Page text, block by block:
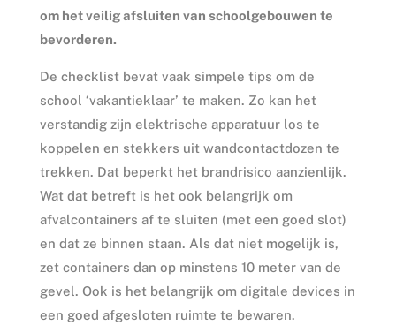
om het veilig afsluiten van schoolgebouwen te
bevorderen.
De checklist bevat vaak simpele tips om de
school ‘vakantieklaar’ te maken. Zo kan het
verstandig zijn elektrische apparatuur los te
koppelen en stekkers uit wandcontactdozen te
trekken. Dat beperkt het brandrisico aanzienlijk.
Wat dat betreft is het ook belangrijk om
afvalcontainers af te sluiten (met een goed slot)
en dat ze binnen staan. Als dat niet mogelijk is,
zet containers dan op minstens 10 meter van de
gevel. Ook is het belangrijk om digitale devices in
een goed afgesloten ruimte te bewaren.